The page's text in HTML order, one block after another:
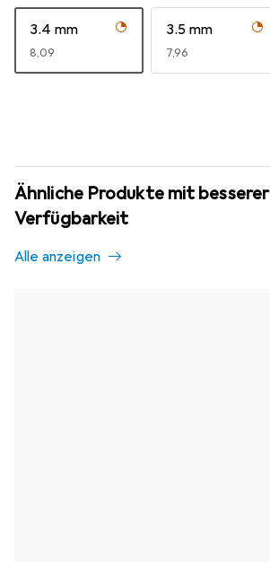
3.4 mm
EUR
8,09
3.5 mm
EUR
7,96
Ähnliche Produkte mit besserer
Verfügbarkeit
Alle anzeigen